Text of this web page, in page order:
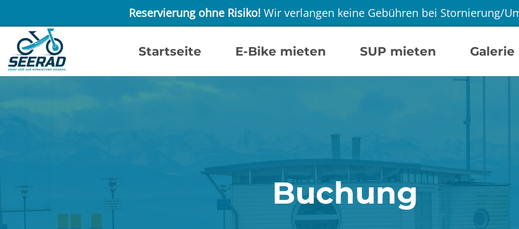
Reservierung ohne Risiko! Wir verlangen keine Gebühren bei Stornierung/
Startseite E-Bike mieten SUP mieten Galerie
Buchung